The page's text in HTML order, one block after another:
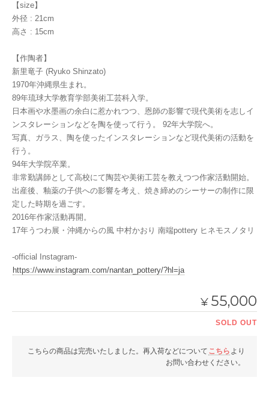
【size】
外径 : 21cm
高さ : 15cm
【作陶者】
新里竜子 (Ryuko Shinzato)
1970年沖縄県生まれ。
89年琉球大学教育学部美術工芸科入学。
日本画や水墨画の余白に惹かれつつ、恩師の影響で現代美術を志しイ
ンスタレーションなどを陶を使って行う。 92年大学院へ。
写真、ガラス、陶を使ったインスタレーションなど現代美術の活動を
行う。
94年大学院卒業。
非常勤講師として高校にて陶芸や美術工芸を教えつつ作家活動開始。
出産後、釉薬の子供への影響を考え、焼き締めのシーサーの制作に限
定した時期を過ごす。
2016年作家活動再開。
17年うつわ展・沖縄からの風 中村かおり 南端pottery ヒネモスノタリ
-official Instagram-
https://www.instagram.com/nantan_pottery/?hl=ja
¥ 55,000
SOLD OUT
こちらの商品は完売いたしました。再入荷などについて こちら より
お問い合わせください。